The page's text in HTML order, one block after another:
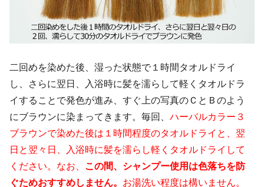
二回めを染めた後、湿った状態で１時間タオルドライ
し、さらに翌日、入浴時に髪を濡らして軽くタオルドラ
イすることで発色が進み、すぐ上の写真のＣとＢのよう
にブラウンに染まってきます。毎回、ハーバルカラー３
ブラウンで染めた後は１時間程度のタオルドライと、翌
日と翌々日、入浴時に髪を濡らし軽くタオルドライして
ください。なお、 この間、シャンプー使用は色落ちを防
ぐためおすすめしません。 お湯洗い程度は構いません。